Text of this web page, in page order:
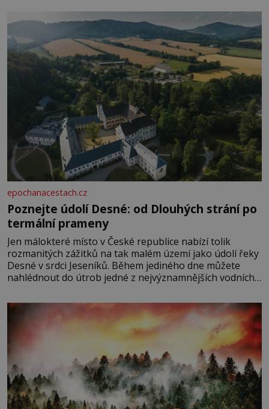
epochanacestach.cz
Poznejte údolí Desné: od Dlouhých strání po
termální prameny
Jen málokteré místo v České republice nabízí tolik
rozmanitých zážitků na tak malém území jako údolí řeky
Desné v srdci Jeseníků. Během jediného dne můžete
nahlédnout do útrob jedné z nejvýznamnějších vodních
se na koloběžce a den zakončit poznáváním památek ve
Velkých Losinách nebo v termálním